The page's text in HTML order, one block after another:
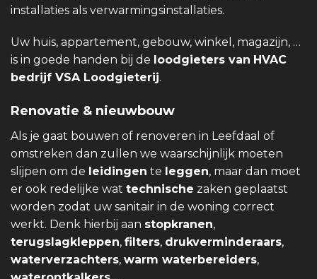
installaties als verwarmingsinstallaties.
Uw huis, appartement, gebouw, winkel, magazijn, …
is in goede handen bij de loodgieters van HVAC
bedrijf VSA Loodgieterij.
Renovatie & nieuwbouw
Als je gaat bouwen of renoveren in Leefdaal of
omstreken dan zullen we waarschijnlijk moeten
slijpen om de leidingen te leggen, maar dan moet
er ook redelijke wat technische zaken geplaatst
worden zodat uw sanitair in de woning correct
werkt. Denk hierbij aan stopkranen,
terugslagkleppen, filters, drukverminderaars,
waterverzachters, warm waterbereiders,